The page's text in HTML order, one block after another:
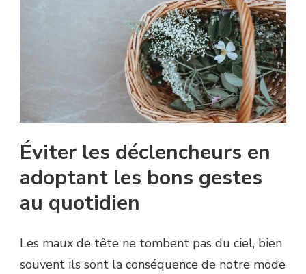
Éviter les déclencheurs en
adoptant les bons gestes
au quotidien
Les maux de tête ne tombent pas du ciel, bien
souvent ils sont la conséquence de notre mode